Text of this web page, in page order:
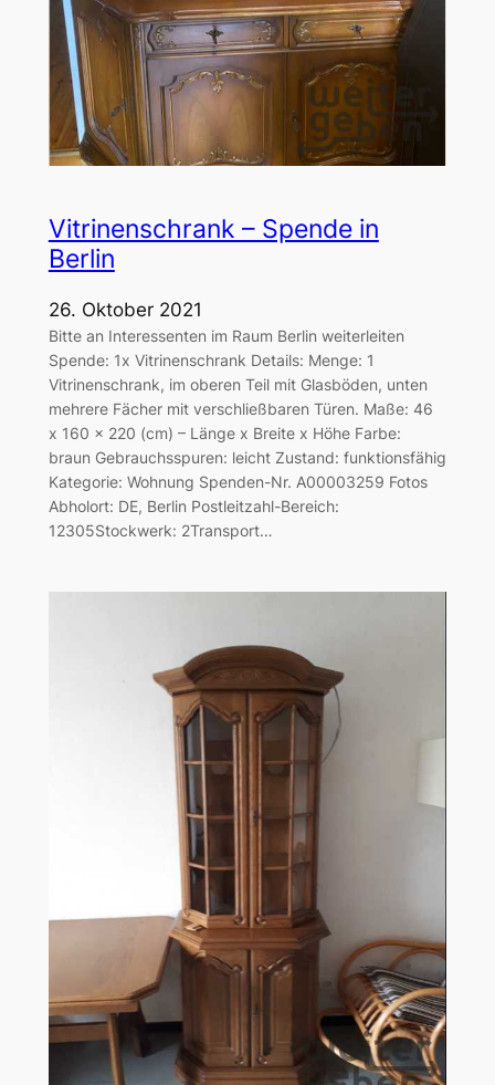
Vitrinenschrank – Spende in
Berlin
26. Oktober 2021
Bitte an Interessenten im Raum Berlin weiterleiten
Spende: 1x Vitrinenschrank Details: Menge: 1
Vitrinenschrank, im oberen Teil mit Glasböden, unten
mehrere Fächer mit verschließbaren Türen. Maße: 46
x 160 x 220 (cm) – Länge x Breite x Höhe Farbe:
braun Gebrauchsspuren: leicht Zustand: funktionsfähig
Kategorie: Wohnung Spenden-Nr. A00003259 Fotos
Abholort: DE, Berlin Postleitzahl-Bereich:
12305Stockwerk: 2Transport…